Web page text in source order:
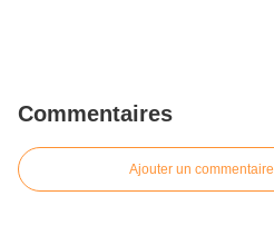
Commentaires
Ajouter un commentaire